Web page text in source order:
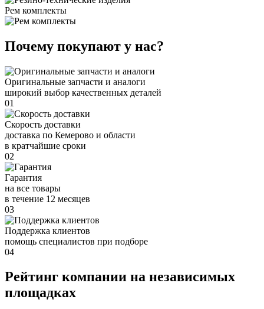
Рем комплекты
Почему покупают у нас?
Оригинальные запчасти и аналоги
широкий выбор качественных деталей
01
Скорость доставки
доставка по Кемерово и области
в кратчайшие сроки
02
Гарантия
на все товары
в течение 12 месяцев
03
Поддержка клиентов
помощь специалистов при подборе
04
Рейтинг компании на независимых
площадках